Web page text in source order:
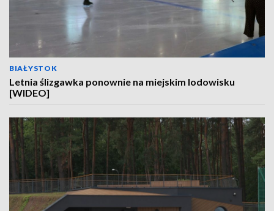
BIAŁYSTOK
Letnia ślizgawka ponownie na miejskim lodowisku
[WIDEO]